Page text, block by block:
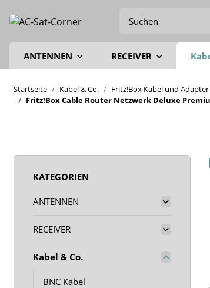
ANTENNEN RECEIVER
Startseite Kabel & Co. Fritz!Box Kabel und Adapter
Fritz!Box Cable Router Netzwerk Deluxe
KATEGORIEN
ANTENNEN
RECEIVER
Kabel & Co.
BNC Kabel